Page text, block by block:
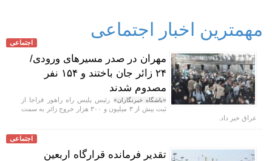
مهمترین اخبار اجتماعی
اجتماعی
مهران در صدر مسیر‌های ورودی/
۲۴ زائر جان باختند و ۱۵۴ نفر
مصدوم شدند
«باشگاه خبرنگاران» رئیس پلیس راه راهور فراجا از
ثبت بیش از ۳ میلیون و ۳۰۰ هزار خروج زائر به سمت
عراق خبر داد.
اجتماعی
تقدیر فرمانده قرارگاه اربعین